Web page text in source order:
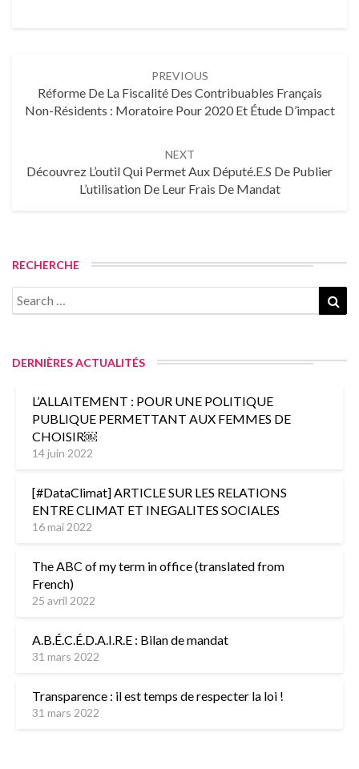
PREVIOUS
Réforme De La Fiscalité Des Contribuables Français
Non-Résidents : Moratoire Pour 2020 Et Étude D’impact
NEXT
Découvrez L’outil Qui Permet Aux Député.e.s De Publier
L’utilisation De Leur Frais De Mandat
RECHERCHE
DERNIÈRES ACTUALITÉS
L’ALLAITEMENT : POUR UNE POLITIQUE
PUBLIQUE PERMETTANT AUX FEMMES DE
CHOISIR￼
14 juin 2022
[#DataClimat] ARTICLE SUR LES RELATIONS
ENTRE CLIMAT ET INEGALITES SOCIALES
16 mai 2022
The ABC of my term in office (translated from
French)
25 avril 2022
A.B.É.C.É.D.A.I.R.E : Bilan de mandat
31 mars 2022
Transparence : il est temps de respecter la loi !
31 mars 2022